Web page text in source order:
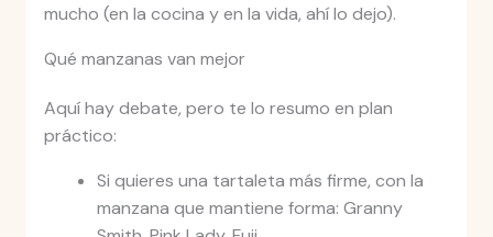
mucho (en la cocina y en la vida, ahí lo dejo).
Qué manzanas van mejor
Aquí hay debate, pero te lo resumo en plan
práctico:
Si quieres una tartaleta más firme, con la
manzana que mantiene forma: Granny